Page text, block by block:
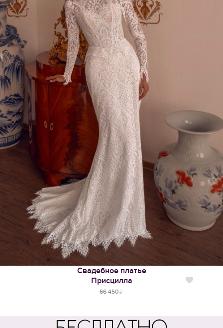
Свадебное платье
Присцилла
66 450